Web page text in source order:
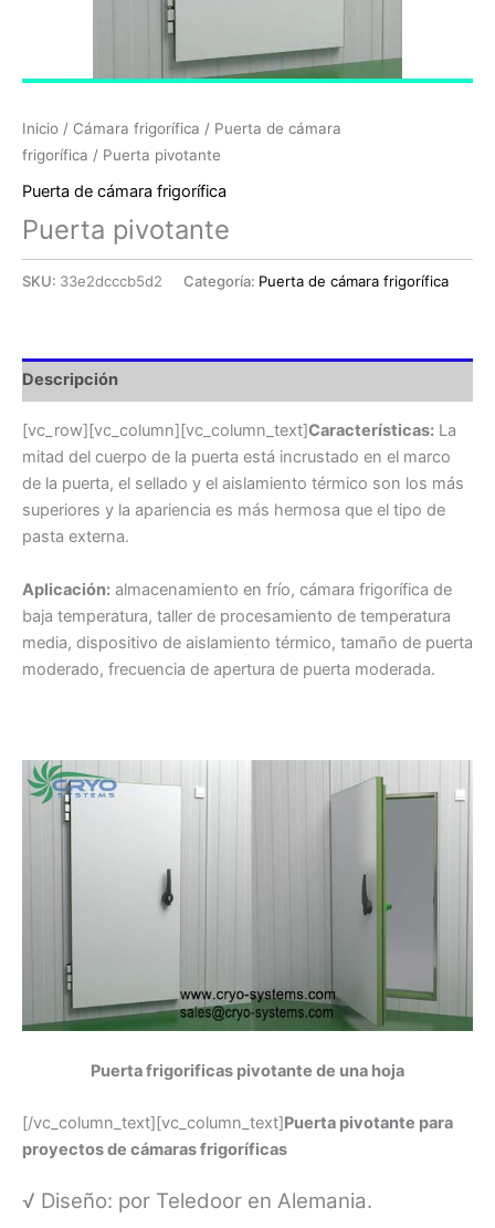
Inicio / Cámara frigorífica / Puerta de cámara
frigorífica / Puerta pivotante
Puerta de cámara frigorífica
Puerta pivotante
SKU: 33e2dcccb5d2 Categoría: Puerta de cámara frigorífica
Descripción
[vc_row][vc_column][vc_column_text]Características: La
mitad del cuerpo de la puerta está incrustado en el marco
de la puerta, el sellado y el aislamiento térmico son los más
superiores y la apariencia es más hermosa que el tipo de
pasta externa.
Aplicación: almacenamiento en frío, cámara frigorífica de
baja temperatura, taller de procesamiento de temperatura
media, dispositivo de aislamiento térmico, tamaño de puerta
moderado, frecuencia de apertura de puerta moderada.
Puerta frigorificas pivotante de una hoja
[/vc_column_text][vc_column_text]Puerta pivotante para
proyectos de cámaras frigoríficas
√ Diseño: por Teledoor en Alemania.